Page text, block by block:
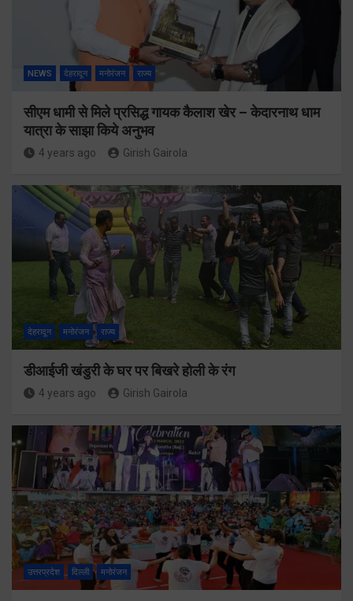
NEWS देहरादून मनोरंजन राज्य
सीएम धामी से मिले प्रसिद्ध गायक कैलाश खेर – केदारनाथ धाम
यात्रा के साझा किये अनुभव
4 years ago Girish Gairola
देहरादून मनोरंजन राज्य
डीआईजी खंडुरी के घर पर बिखरे होली के रंग
4 years ago Girish Gairola
उत्तरप्रदेश दिल्ली मनोरंजन